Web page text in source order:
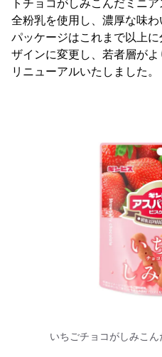
トチョコがしみこんだミニ
全粉乳を使用し、濃厚な味わ
パッケージはこれまで以上
ザインに変更し、若者層が
リニューアルいたしました。
いちごチョコがしみこ